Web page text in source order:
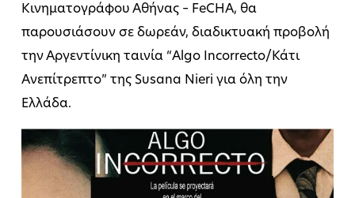
Κινηματογράφου Αθήνας – FeCHA, θα
παρουσιάσουν σε δωρεάν, διαδικτυακή προβολή
την Αργεντίνικη ταινία “Algo Incorrecto/Κάτι
Ανεπίτρεπτο” της Susana Nieri για όλη την
Ελλάδα.